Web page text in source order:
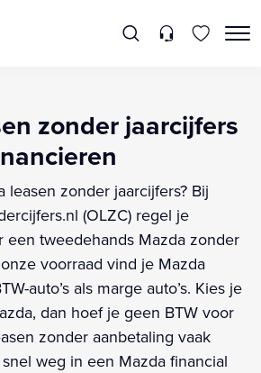
zonder jaarcijfers
leasen zonder jaarcijfers? Bij
(OLZC) regel je
een tweedehands Mazda zonder
voorraad vind je Mazda
auto’s als marge auto’s. Kies je
dan hoef je geen BTW voor
zonder aanbetaling vaak
weg in een Mazda financial